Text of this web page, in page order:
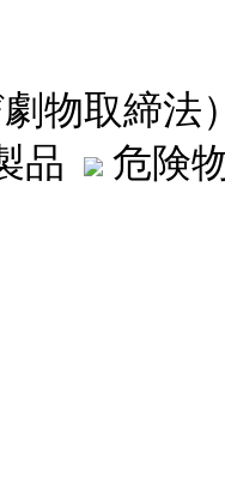
劇物取締
品 危険